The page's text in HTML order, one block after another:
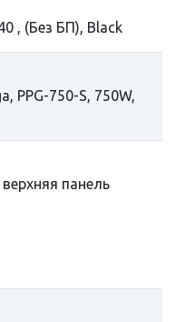
, (Без БП), Black
PPG-750-S, 750W,
панель